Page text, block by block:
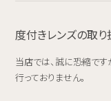
度付きレンズの取
当店では、誠に恐縮です
行っておりません。